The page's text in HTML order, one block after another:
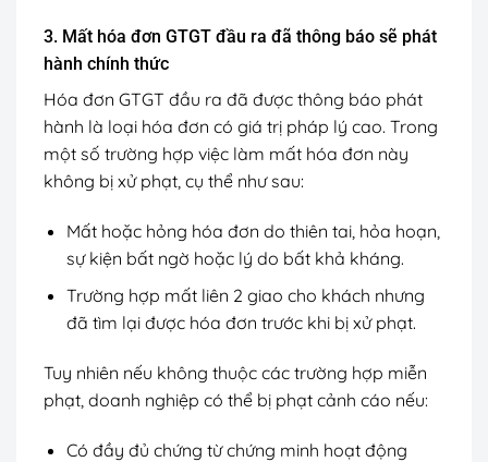
3. Mất hóa đơn GTGT đầu ra đã thông báo sẽ phát
hành chính thức
Hóa đơn GTGT đầu ra đã được thông báo phát
hành là loại hóa đơn có giá trị pháp lý cao. Trong
một số trường hợp việc làm mất hóa đơn này
không bị xử phạt, cụ thể như sau:
Mất hoặc hỏng hóa đơn do thiên tai, hỏa hoạn,
sự kiện bất ngờ hoặc lý do bất khả kháng.
Trường hợp mất liên 2 giao cho khách nhưng
đã tìm lại được hóa đơn trước khi bị xử phạt.
Tuy nhiên nếu không thuộc các trường hợp miễn
phạt, doanh nghiệp có thể bị phạt cảnh cáo nếu:
Có đầy đủ chứng từ chứng minh hoạt động